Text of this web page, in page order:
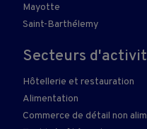
Mayotte
Saint-Barthélemy
Secteurs
Hôtellerie et restauration
Alimentation
Commerce de détail non